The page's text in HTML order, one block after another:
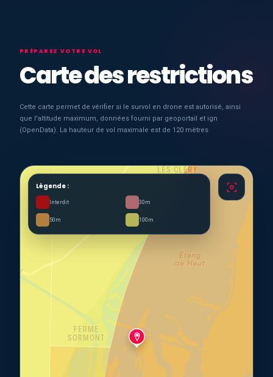
PRÉPAREZ VOTRE VOL
Carte des restrictions
Cette carte permet de vérifier si le survol en drone est autorisé, ainsi
que l'altitude maximum, données fourni par geoportail et ign
(OpenData). La hauteur de vol maximale est de 120 mètres
Légende :
Interdit 30m
50m 100m